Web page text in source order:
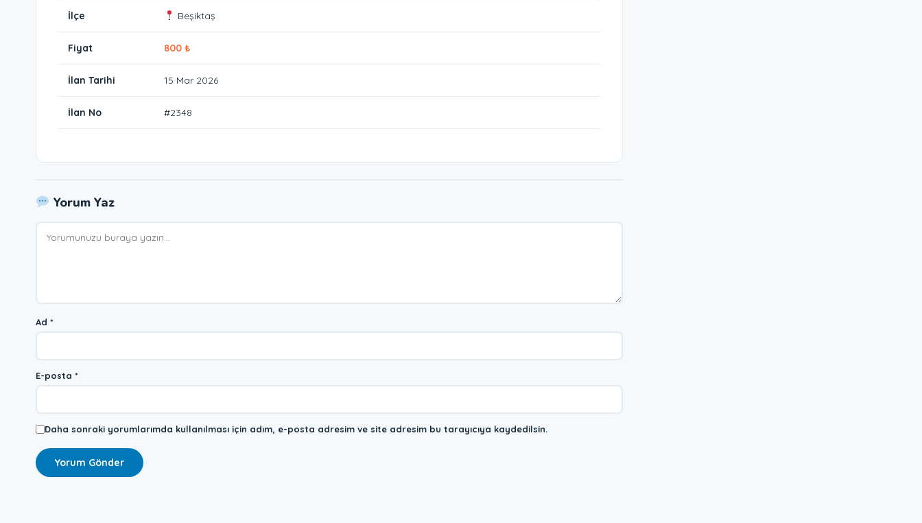
İlçe Beşiktaş
Fiyat 800 ₺
İlan Tarihi 15 Mar 2026
İlan No #2348
Yorum Yaz
Yorum
Ad *
E-posta *
Daha sonraki yorumlarımda kullanılması için adım, e-posta adresim ve site adresim bu tarayıcıya kaydedilsin.